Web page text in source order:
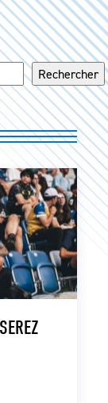
Rechercher